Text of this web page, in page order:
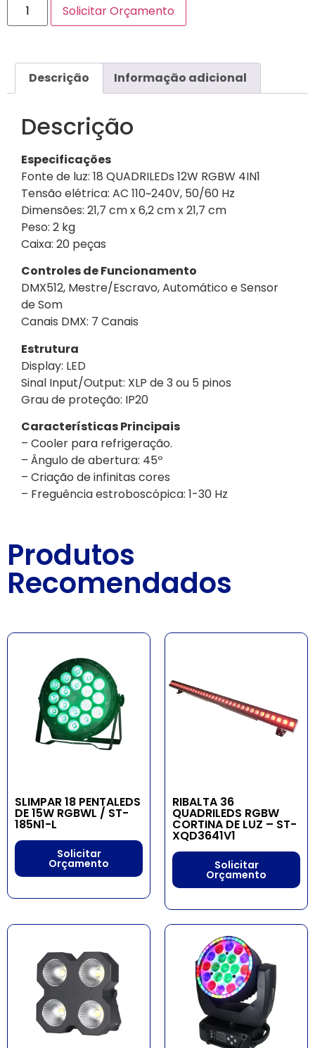
Solicitar Orçamento
Descrição Informação adicional
Descrição
Especificações
Fonte de luz: 18 QUADRILEDs 12W RGBW 4IN1
Tensão elétrica: AC 110~240V, 50/60 Hz
Dimensões: 21,7 cm x 6,2 cm x 21,7 cm
Peso: 2 kg
Caixa: 20 peças
Controles de Funcionamento
DMX512, Mestre/Escravo, Automático e Sensor
de Som
Canais DMX: 7 Canais
Estrutura
Display: LED
Sinal Input/Output: XLP de 3 ou 5 pinos
Grau de proteção: IP20
Características Principais
– Cooler para refrigeração.
– Ângulo de abertura: 45º
– Criação de infinitas cores
– Freguência estroboscópica: 1-30 Hz
Produtos
Recomendados
SLIMPAR 18 PENTALEDS
DE 15W RGBWL / ST-
185N1-L
Solicitar
Orçamento
RIBALTA 36
QUADRILEDS RGBW
CORTINA DE LUZ – ST-
XQD3641V1
Solicitar
Orçamento